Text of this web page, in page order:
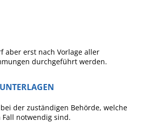
Geschichte
Projekt Summendes
Gemmrigheim
aber erst nach Vorlage aller
durchgeführt werden.
der zuständigen Behörde, welche
notwendig sind.